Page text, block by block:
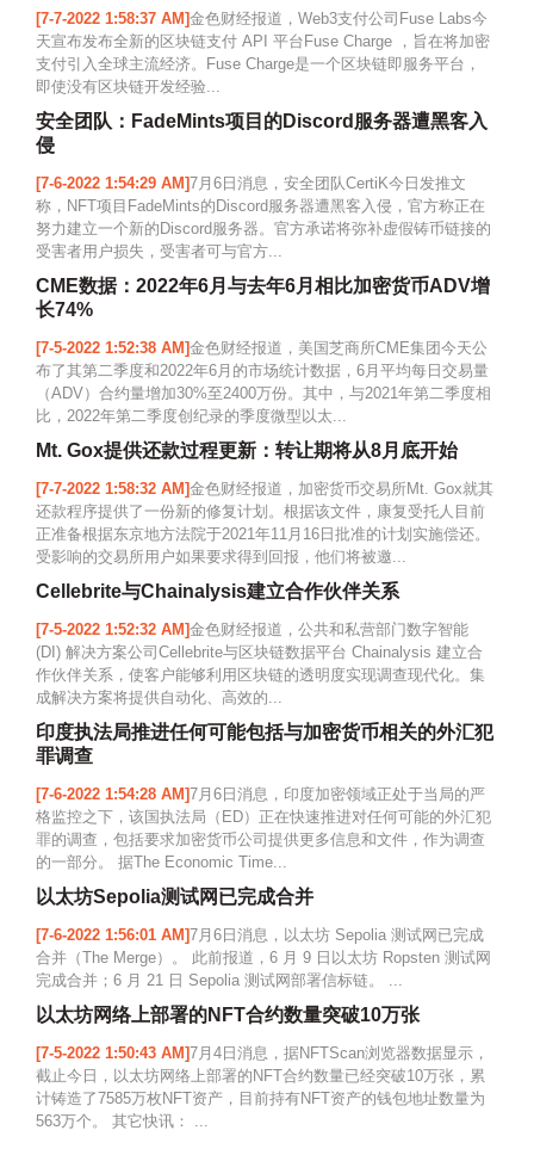
[7-7-2022 1:58:37 AM]金色财经报道，Web3支付公司Fuse Labs今
天宣布发布全新的区块链支付 API 平台Fuse Charge ，旨在将加密
支付引入全球主流经济。Fuse Charge是一个区块链即服务平台，
即使没有区块链开发经验...
安全团队：FadeMints项目的Discord服务器遭黑客入
侵
[7-6-2022 1:54:29 AM]7月6日消息，安全团队CertiK今日发推文
称，NFT项目FadeMints的Discord服务器遭黑客入侵，官方称正在
努力建立一个新的Discord服务器。官方承诺将弥补虚假铸币链接的
受害者用户损失，受害者可与官方...
CME数据：2022年6月与去年6月相比加密货币ADV增
长74%
[7-5-2022 1:52:38 AM]金色财经报道，美国芝商所CME集团今天公
布了其第二季度和2022年6月的市场统计数据，6月平均每日交易量
（ADV）合约量增加30%至2400万份。其中，与2021年第二季度相
比，2022年第二季度创纪录的季度微型以太...
Mt. Gox提供还款过程更新：转让期将从8月底开始
[7-7-2022 1:58:32 AM]金色财经报道，加密货币交易所Mt. Gox就其
还款程序提供了一份新的修复计划。根据该文件，康复受托人目前
正准备根据东京地方法院于2021年11月16日批准的计划实施偿还。
受影响的交易所用户如果要求得到回报，他们将被邀...
Cellebrite与Chainalysis建立合作伙伴关系
[7-5-2022 1:52:32 AM]金色财经报道，公共和私营部门数字智能
(DI) 解决方案公司Cellebrite与区块链数据平台 Chainalysis 建立合
作伙伴关系，使客户能够利用区块链的透明度实现调查现代化。集
成解决方案将提供自动化、高效的...
印度执法局推进任何可能包括与加密货币相关的外汇犯
罪调查
[7-6-2022 1:54:28 AM]7月6日消息，印度加密领域正处于当局的严
格监控之下，该国执法局（ED）正在快速推进对任何可能的外汇犯
罪的调查，包括要求加密货币公司提供更多信息和文件，作为调查
的一部分。 据The Economic Time...
以太坊Sepolia测试网已完成合并
[7-6-2022 1:56:01 AM]7月6日消息，以太坊 Sepolia 测试网已完成
合并（The Merge）。 此前报道，6 月 9 日以太坊 Ropsten 测试网
完成合并；6 月 21 日 Sepolia 测试网部署信标链。 ...
以太坊网络上部署的NFT合约数量突破10万张
[7-5-2022 1:50:43 AM]7月4日消息，据NFTScan浏览器数据显示，
截止今日，以太坊网络上部署的NFT合约数量已经突破10万张，累
计铸造了7585万枚NFT资产，目前持有NFT资产的钱包地址数量为
563万个。 其它快讯： ...